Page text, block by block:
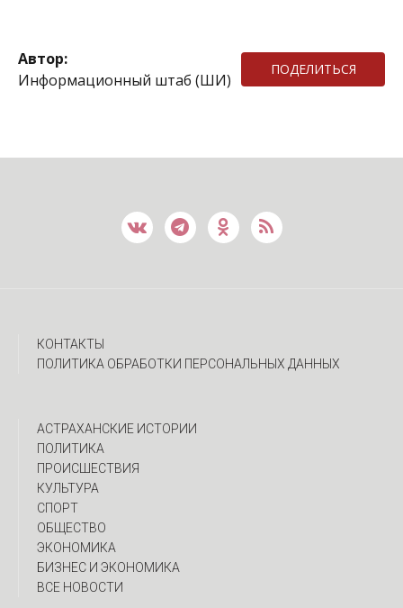
Автор:
Информационный штаб (ШИ)
ПОДЕЛИТЬСЯ
КОНТАКТЫ
ПОЛИТИКА ОБРАБОТКИ ПЕРСОНАЛЬНЫХ ДАННЫХ
АСТРАХАНСКИЕ ИСТОРИИ
ПОЛИТИКА
ПРОИСШЕСТВИЯ
КУЛЬТУРА
СПОРТ
ОБЩЕСТВО
ЭКОНОМИКА
БИЗНЕС И ЭКОНОМИКА
ВСЕ НОВОСТИ